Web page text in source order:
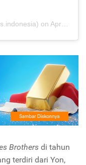
on Apr 6, 2019 at 12:14am PDT
Brothers di tahun
terdiri dari Yon,